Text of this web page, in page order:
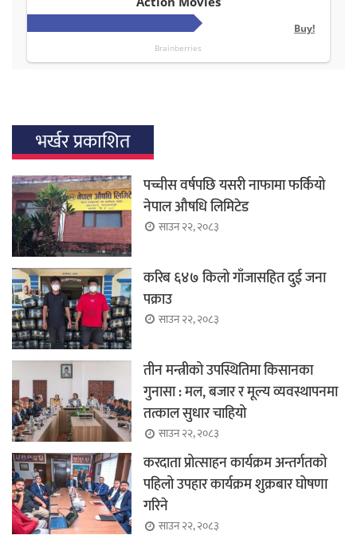
भर्खर प्रकाशित
पच्चीस वर्षपछि यसरी नाफामा फर्कियो
नेपाल औषधि लिमिटेड
साउन २२, २०८३
करिब ६४७ किलो गाँजासहित दुई जना
पक्राउ
साउन २२, २०८३
तीन मन्त्रीको उपस्थितिमा किसानका
गुनासा : मल, बजार र मूल्य व्यवस्थापनमा
तत्काल सुधार चाहियो
साउन २२, २०८३
करदाता प्रोत्साहन कार्यक्रम अन्तर्गतको
पहिलो उपहार कार्यक्रम शुक्रबार घोषणा
गरिने
साउन २२, २०८३